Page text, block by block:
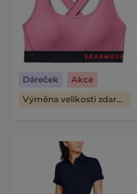
Dáreček
Akce
Výměna velikosti zdarma